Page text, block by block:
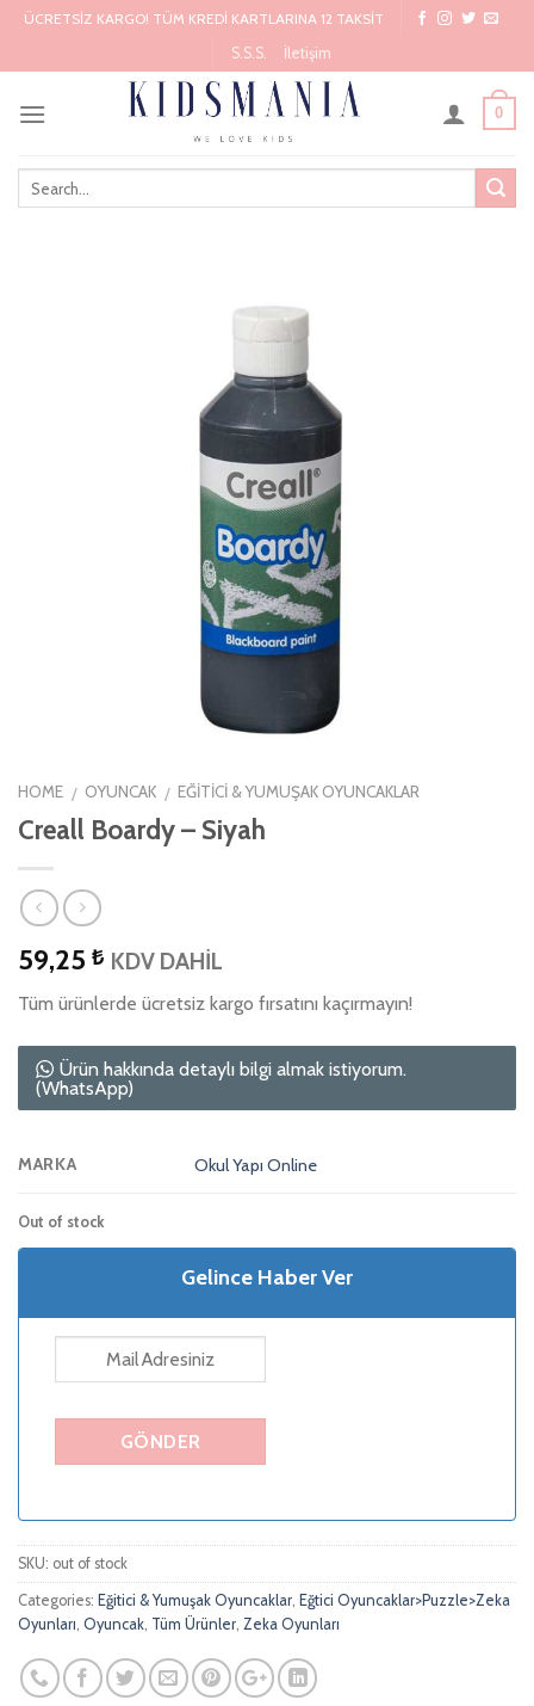
Skip
content
ÜCRETSİZ KARGO! TÜM KREDİ KARTLARINA 12 TAKSİT
S.S.S.
İletişim
0
HOME / OYUNCAK / EĞITICI & YUMUŞAK OYUNCAKLAR
Creall Boardy – Siyah
59,25 ₺ KDV DAHİL
Tüm ürünlerde ücretsiz kargo fırsatını kaçırmayın!
Ürün hakkında detaylı bilgi almak istiyorum.
(WhatsApp)
MARKA Okul Yapı Online
Out of stock
Gelince Haber Ver
SKU: out of stock
Categories: Eğitici & Yumuşak Oyuncaklar Eğtici Oyuncaklar>Puzzle>Zeka
Oyunları Oyuncak Tüm Ürünler Zeka Oyunları